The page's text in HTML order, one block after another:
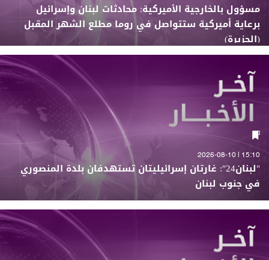
مسؤول بالخارجية الأميركية: محادثات لبنان وإسرائيل
برعاية أميركية ستتواصل في روما مطلع الشهر المقبل
(الجزيرة)
15:10 | 2026-08-10
"لبنان24": غارتان إسرائيليتان تستهدفان بلدة المنصوري
في جنوب لبنان